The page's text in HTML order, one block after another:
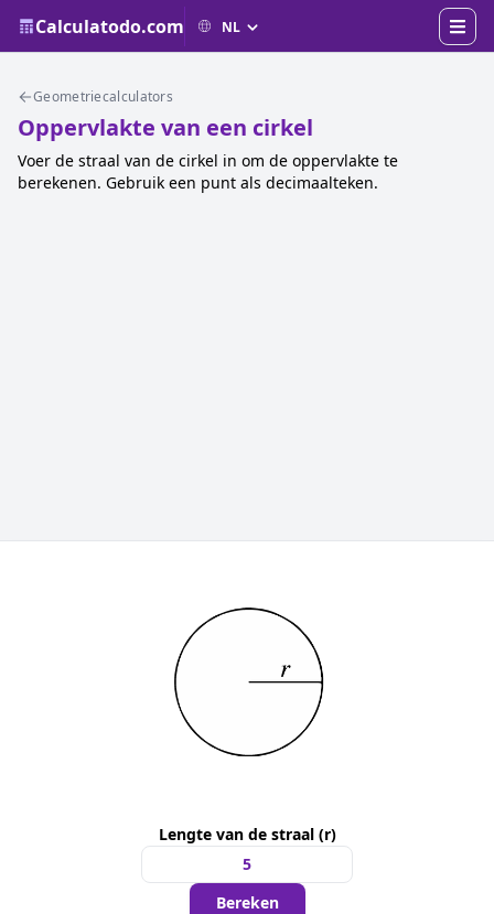
Calculatodo.com
Geometriecalculators
Oppervlakte van een cirkel
Voer de straal van de cirkel in om de oppervlakte te
berekenen. Gebruik een punt als decimaalteken.
Lengte van de straal (r)
Bereken